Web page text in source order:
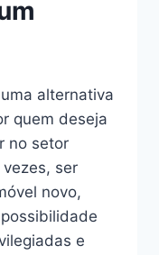
alternativa
quem deseja
no setor
ser
novo,
e